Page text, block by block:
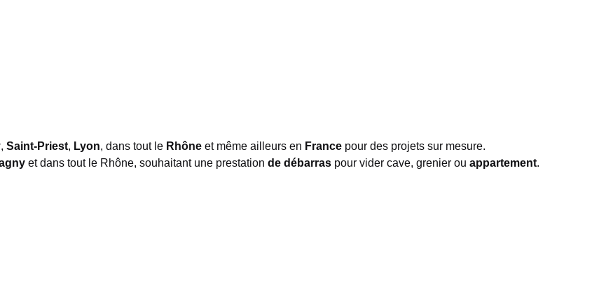
, Saint-Priest, Lyon, dans tout le Rhône et même ailleurs en France pour des projets sur mesure.
et dans tout le Rhône, souhaitant une prestation de débarras pour vider cave, grenier ou appartement.